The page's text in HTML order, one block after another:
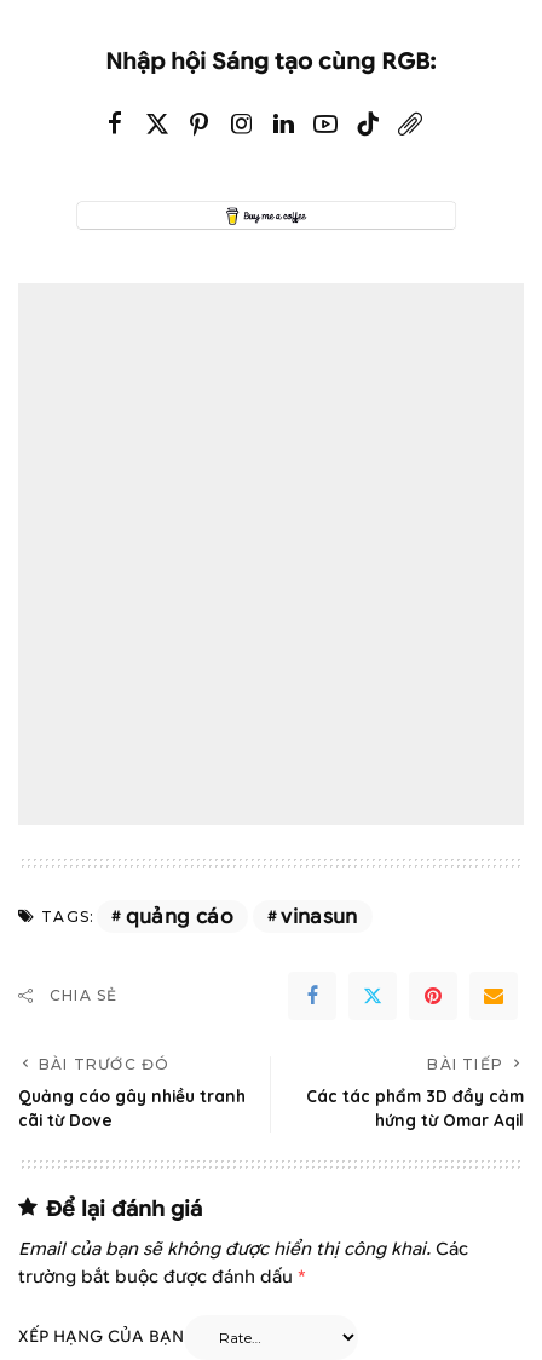
Nhập hội Sáng tạo cùng RGB:
TAGS: quảng cáo vinasun
CHIA SẺ
BÀI TRƯỚC ĐÓ
Quảng cáo gây nhiều tranh
cãi từ Dove
BÀI TIẾP
Các tác phẩm 3D đầy cảm
hứng từ Omar Aqil
Để lại đánh giá
Email của bạn sẽ không được hiển thị công khai. Các
trường bắt buộc được đánh dấu *
XẾP HẠNG CỦA BẠN